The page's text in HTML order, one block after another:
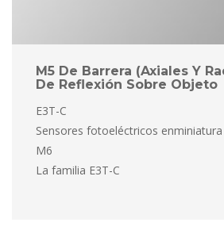
M5 De Barrera (axiales Y
De Reflexión Sobre Objeto
E3T-C
Sensores fotoeléctricos
M6
La familia E3T-C